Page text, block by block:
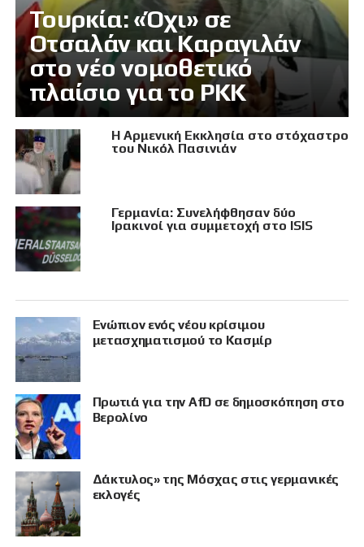
Τουρκία: «Όχι» σε
Οτσαλάν και Καραγιλάν
στο νέο νομοθετικό
πλαίσιο για το PKK
Η Αρμενική Εκκλησία στο στόχαστρο
του Νικόλ Πασινιάν
Γερμανία: Συνελήφθησαν δύο
Ιρακινοί για συμμετοχή στο ISIS
Eνώπιον ενός νέου κρίσιμου
μετασχηματισμού το Κασμίρ
Πρωτιά για την AfD σε δημοσκόπηση στο
Βερολίνο
Δάκτυλος» της Μόσχας στις γερμανικές
εκλογές